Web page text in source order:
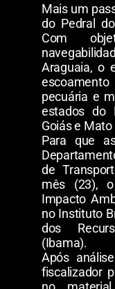
Mais um
do Pedral
Com
Araguaia, o
pecuária e
estados do
Goiás e Mato
Para que
de
mês (23),
Impacto
no Instituto
dos
(Ibama).
Após
fiscalizador